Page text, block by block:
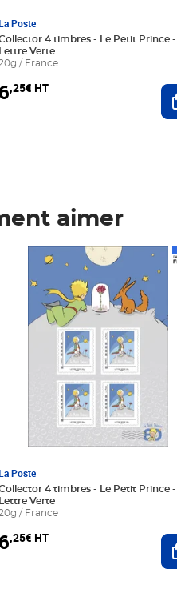
panier
Poste
4 timbres - Le Petit Prince -
Lettre Verte
/ France
6,25€ HT
aimer
panier
Poste
4 timbres - Le Petit Prince -
Lettre Verte
/ France
6,25€ HT
Prix 6,25€ HT